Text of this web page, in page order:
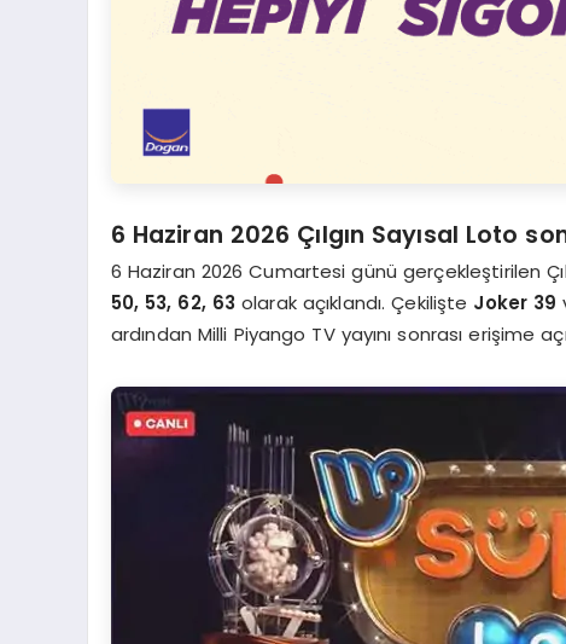
6 Haziran 2026 Çılgın Sayısal Loto
6 Haziran 2026 Cumartesi günü gerçekleştirilen
50, 53, 62, 63 olarak açıklandı. Çekilişte Joker 39
ardından Milli Piyango TV yayını sonrası erişime